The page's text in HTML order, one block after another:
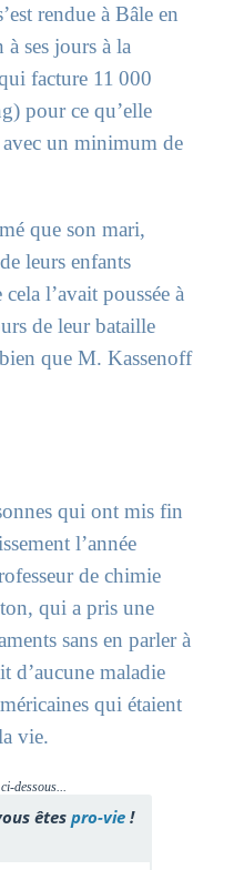
rendue à Bâle en
ses jours à la
facture 11 000
pour ce qu’elle
un minimum de
que son mari,
leurs enfants
l’avait poussée à
de leur bataille
que M. Kassenoff
qui ont mis fin
l’année
de chimie
qui a pris une
sans en parler à
d’aucune maladie
qui étaient
vie.
dessous...
êtes pro-vie !